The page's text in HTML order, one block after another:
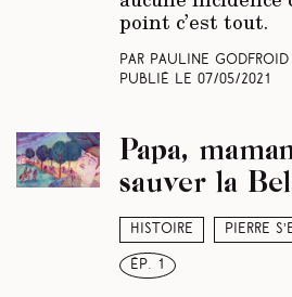
point c’est tout.
Par Pauline Godfroid
Publié le 07/05/2021
Histoire Pierre
ép. 1
Papa,
sauver la